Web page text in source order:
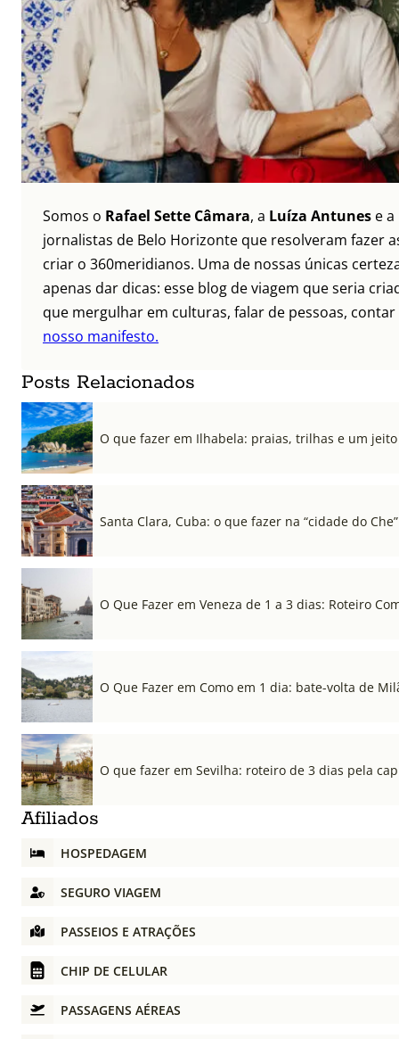
Somos o Rafael Sette Câmara, a Luíza Antunes e a
jornalistas de Belo Horizonte que resolveram fazer
criar o 360meridianos. Uma de nossas únicas
apenas dar dicas: esse blog de viagem que seria
que mergulhar em culturas, falar de pessoas,
nosso manifesto.
Posts Relacionados
O que fazer em Ilhabela: praias, trilhas e um
Santa Clara, Cuba: o que fazer na “cidade do Che”
O Que Fazer em Veneza de 1 a 3 dias: Roteiro
O Que Fazer em Como em 1 dia: bate-volta de
O que fazer em Sevilha: roteiro de 3 dias pela
Afiliados
HOSPEDAGEM
SEGURO VIAGEM
PASSEIOS E ATRAÇÕES
CHIP DE CELULAR
PASSAGENS AÉREAS